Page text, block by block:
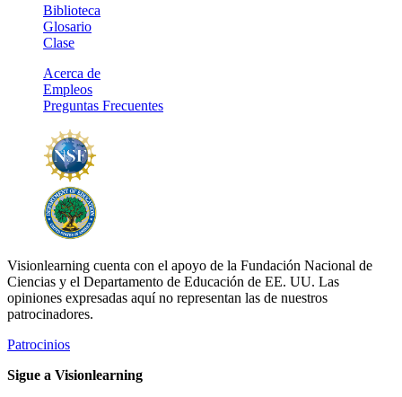
Biblioteca
Glosario
Clase
Acerca de
Empleos
Preguntas Frecuentes
Visionlearning cuenta con el apoyo de la Fundación Nacional de
Ciencias y el Departamento de Educación de EE. UU. Las
opiniones expresadas aquí no representan las de nuestros
patrocinadores.
Patrocinios
Sigue a Visionlearning